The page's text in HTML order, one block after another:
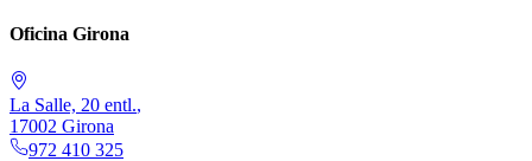
Oficina Girona
La Salle, 20 entl.,
17002 Girona
972 410 325